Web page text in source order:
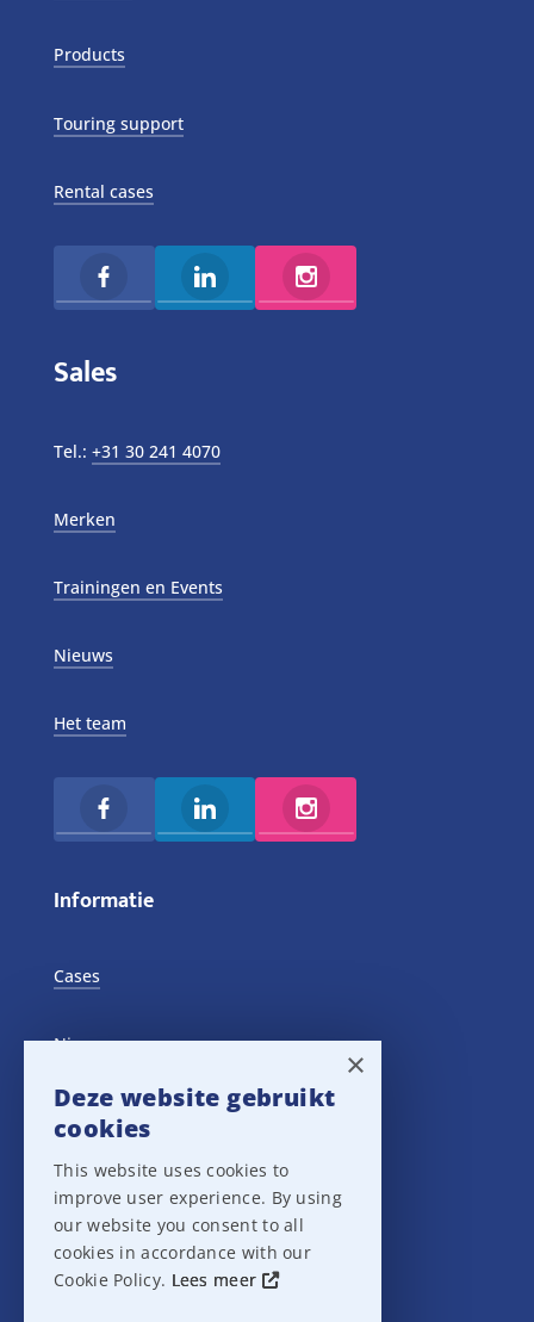
Products
Touring support
Rental cases
Sales
Tel.: +31 30 241 4070
Merken
Trainingen en Events
Nieuws
Het team
Informatie
Cases
Nieuws
Training Events
Privacy verklaring
Disclaimer
×
Deze website gebruikt
cookies
This website uses cookies to
improve user experience. By using
our website you consent to all
cookies in accordance with our
Cookie Policy. Lees meer